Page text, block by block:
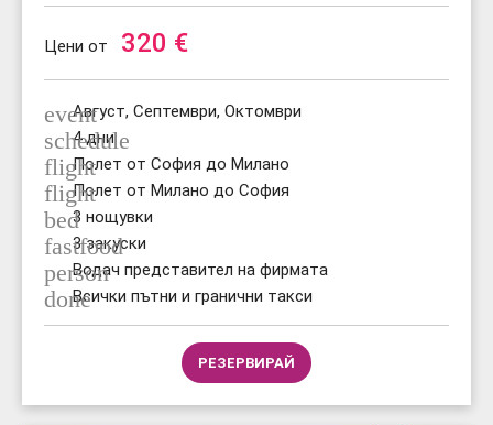
Цени от 320 €
event
Август, Септември, Октомври
schedule
4 дни
flightПолет от София до Милано
flightПолет от Милано до София
bed3 нощувки
fastfood
3 закуски
person
Водач представител на фирмата
doneВсички пътни и гранични такси
РЕЗЕРВИРАЙ